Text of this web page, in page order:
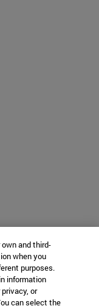
and third-
when you
purposes.
information
or
can select the